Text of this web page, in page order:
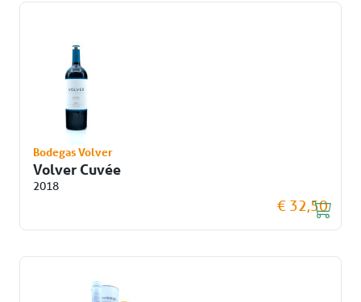
Bodegas Volver
Volver Cuvée
2018
€ 32,50